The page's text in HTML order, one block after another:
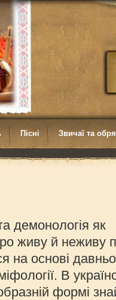
Пісні Звичаї та
демонологія як
живу й неживу
на основі
В
формі